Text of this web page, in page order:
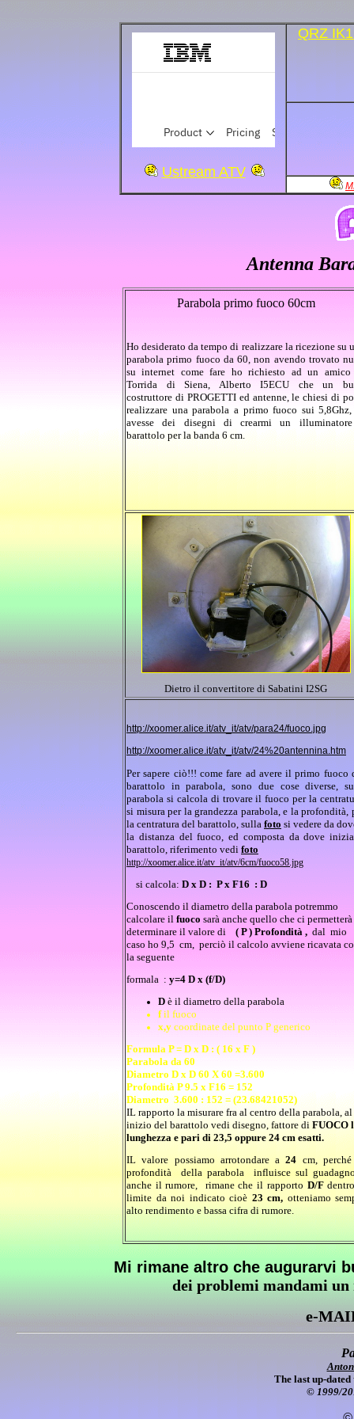
Ustream ATV
QRZ
Antenna
Parabola primo fuoco 60cm
Ho desiderato da tempo di realizzare la ricezione su
parabola primo fuoco da 60, non avendo trovato
su internet come fare ho richiesto ad un
Torrida di Siena, Alberto I5ECU che un
costruttore di PROGETTI ed antenne, le chiesi di
realizzare una parabola a primo fuoco sui 5,8Ghz,
avesse dei disegni di crearmi un
barattolo per la banda 6 cm.
Dietro il convertitore di Sabatini I2SG
http://xoomer.alice.it/atv_it/atv/para24/fuoco.jpg
http://xoomer.alice.it/atv_it/atv/24%20antennina.htm
Per sapere ciò!!! come fare ad avere il primo fuoco
barattolo in parabola, sono due cose diverse,
parabola si calcola di trovare il fuoco per la
si misura per la grandezza parabola, e la profondità,
la centratura del barattolo, sulla foto si vedere da
la distanza del fuoco, ed composta da dove
barattolo, riferimento vedi foto
http://xoomer.alice.it/atv_it/atv/6cm/fuoco58.jpg
si calcola: D x D : P x F16 : D
Conoscendo il diametro della parabola potremmo
calcolare il fuoco sarà anche quello che ci
determinare il valore di
( P ) Profondità , dal mio
caso ho 9,5 cm, perciò il calcolo avviene ricavata
la seguente
formala : y=4 D x (f/D)
D è il diametro della parabola
fil fuoco
x,y coordinate del punto P generico
Formula P = D x D : ( 16 x F )
Parabola da 60
Diametro D x D 60 X 60 =3.600
Profondità P 9.5 x F16 = 152
Diametro 3.600 : 152 = (23.68421052)
IL rapporto la misurare fra al centro della parabola, al
inizio del barattolo vedi disegno, fattore di FUOCO
lunghezza e pari di 23,5 oppure 24 cm esatti.
IL valore possiamo arrotondare a24 cm, perché
profondità della parabola influisce sul
anche il rumore, rimane che il rapporto D/F
limite da noi indicato cioè 23 cm, otteniamo
alto rendimento e bassa cifra di rumore.
Mi rimane altro che augurarvi
dei problemi mandami un
e-
The last up-
© 1999/